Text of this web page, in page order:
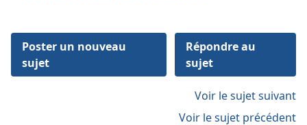
Poster un nouveau
sujet
Répondre au
sujet
Voir le sujet suivant
Voir le sujet précédent